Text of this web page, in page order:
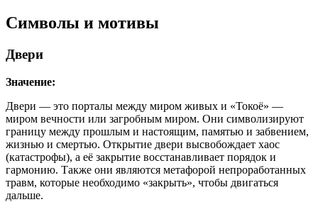
Символы и мотивы
Двери
Значение:
Двери — это порталы между миром живых и «Токоё» —
миром вечности или загробным миром. Они символизируют
границу между прошлым и настоящим, памятью и забвением,
жизнью и смертью. Открытие двери высвобождает хаос
(катастрофы), а её закрытие восстанавливает порядок и
гармонию. Также они являются метафорой непроработанных
травм, которые необходимо «закрыть», чтобы двигаться
дальше.